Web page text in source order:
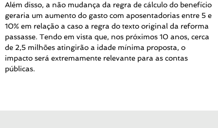
Além disso, a não mudança da regra de cálculo do benefício
geraria um aumento do gasto com aposentadorias entre 5 e
10% em relação a caso a regra do texto original da reforma
passasse. Tendo em vista que, nos próximos 10 anos, cerca
de 2,5 milhões atingirão a idade mínima proposta, o
impacto será extremamente relevante para as contas
públicas.